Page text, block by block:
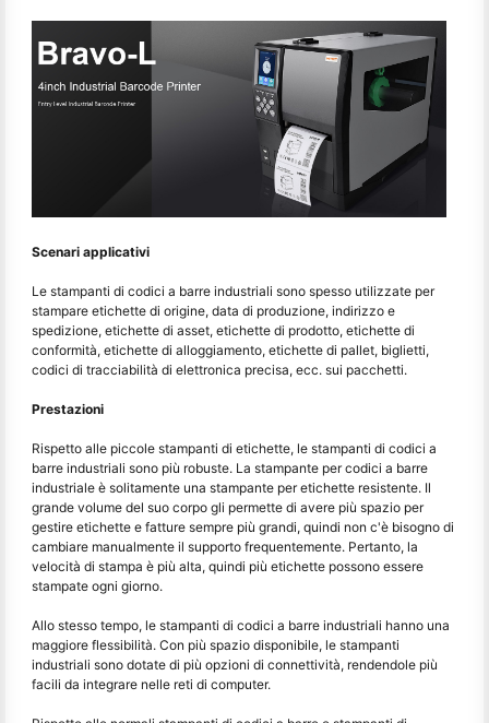
Scenari applicativi
Le stampanti di codici a barre industriali sono spesso utilizzate per
stampare etichette di origine, data di produzione, indirizzo e
spedizione, etichette di asset, etichette di prodotto, etichette di
conformità, etichette di alloggiamento, etichette di pallet, biglietti,
codici di tracciabilità di elettronica precisa, ecc. sui pacchetti.
Prestazioni
Rispetto alle piccole stampanti di etichette, le stampanti di codici a
barre industriali sono più robuste. La stampante per codici a barre
industriale è solitamente una stampante per etichette resistente. Il
grande volume del suo corpo gli permette di avere più spazio per
gestire etichette e fatture sempre più grandi, quindi non c'è bisogno di
cambiare manualmente il supporto frequentemente. Pertanto, la
velocità di stampa è più alta, quindi più etichette possono essere
stampate ogni giorno.
Allo stesso tempo, le stampanti di codici a barre industriali hanno una
maggiore flessibilità. Con più spazio disponibile, le stampanti
industriali sono dotate di più opzioni di connettività, rendendole più
facili da integrare nelle reti di computer.